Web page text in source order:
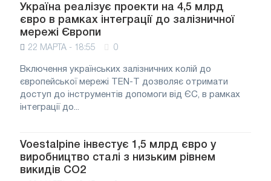
Україна реалізує проекти на 4,5 млрд
євро в рамках інтеграції до залізничної
мережі Європи
22 МАРТА - 18:55 0
Включення українських залізничних колій до
європейської мережі TEN-T дозволяє отримати
доступ до інструментів допомоги від ЄС, в рамках
інтеграції до...
Voestalpine інвестує 1,5 млрд євро у
виробництво сталі з низьким рівнем
викидів CO2